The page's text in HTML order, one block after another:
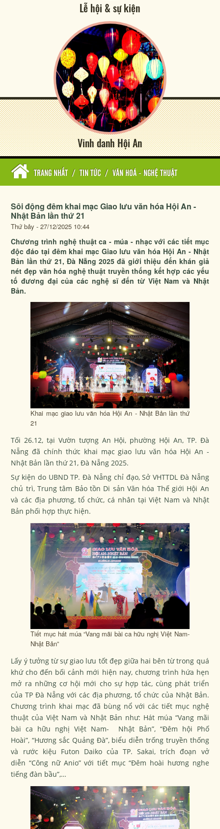
Lễ hội & sự kiện
Vinh danh Hội An
TRANG NHẤT / TIN TỨC / VĂN HOÁ - NGHỆ THUẬT
Sôi động đêm khai mạc Giao lưu văn hóa Hội An -
Nhật Bản lần thứ 21
Thứ bảy - 27/12/2025 10:44
Chương trình nghệ thuật ca - múa - nhạc với các tiết mục
độc đáo tại đêm khai mạc Giao lưu văn hóa Hội An - Nhật
Bản lần thứ 21, Đà Nẵng 2025 đã giới thiệu đến khán giả
nét đẹp văn hóa nghệ thuật truyền thống kết hợp các yếu
tố đương đại của các nghệ sĩ đến từ Việt Nam và Nhật
Bản.
Khai mạc giao lưu văn hóa Hội An - Nhật Bản lần thứ
21
Tối 26.12, tại Vườn tượng An Hội, phường Hội An, TP. Đà
Nẵng đã chính thức khai mạc giao lưu văn hóa Hội An -
Nhật Bản lần thứ 21, Đà Nẵng 2025.
Sự kiện do UBND TP. Đà Nẵng chỉ đạo, Sở VHTTDL Đà Nẵng
chủ trì, Trung tâm Bảo tồn Di sản Văn hóa Thế giới Hội An
và các địa phương, tổ chức, cá nhân tại Việt Nam và Nhật
Bản phối hợp thực hiện.
Tiết mục hát múa “Vang mãi bài ca hữu nghị Việt Nam-
Nhật Bản”
Lấy ý tưởng từ sự giao lưu tốt đẹp giữa hai bên từ trong quá
khứ cho đến bối cảnh mới hiện nay, chương trình hứa hẹn
mở ra những cơ hội mới cho sự hợp tác, cùng phát triển
của TP Đà Nẵng với các địa phương, tổ chức của Nhật Bản.
Chương trình khai mạc đã bùng nổ với các tiết mục nghệ
thuật của Việt Nam và Nhật Bản như: Hát múa “Vang mãi
bài ca hữu nghị Việt Nam- Nhật Bản”, “Đêm hội Phố
Hoài”,“Hương sắc Quảng Đà”,biểu diễn trống truyền thống
và rước kiệu Futon Daiko của TP. Sakai, trích đoạn vở
diễn“Công nữ Anio”với tiết mục“Đêm hoài hương nghe
tiếng đàn bầu”,…